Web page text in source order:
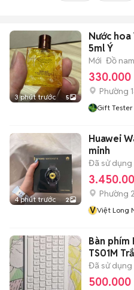
3 phút trước 5
Nước hoa
5ml Ý
Mới Đồ nam
330.000
Phường
Gift
4 phút trước 2
Huawei
minh
Đã sử dụng
Phường 2
VViệt Long
Bàn
TS01M
Đã sử dụng
500.000